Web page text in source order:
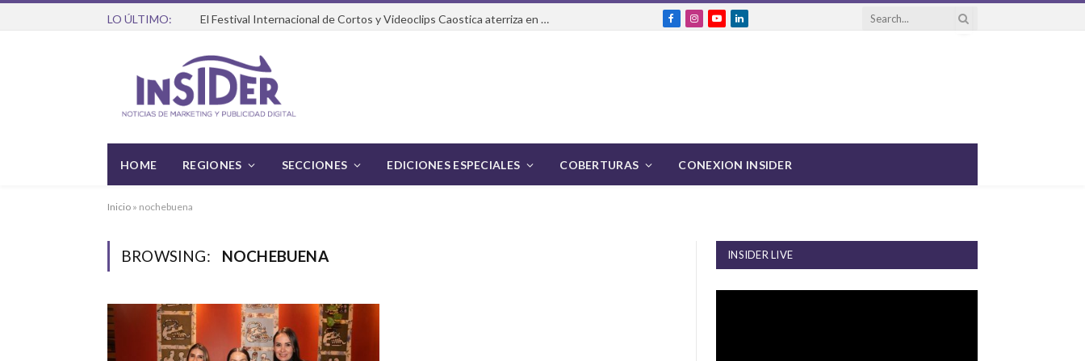
LO ÚLTIMO: El Festival Internacional de Cortos y Videoclips Caostica aterriza en Ciudad de México
FacebookInstagram
YouTubeLinkedIn
HOME REGIONES SECCIONES EDICIONES ESPECIALES COBERTURAS CONEXION INSIDER
Inicio » nochebuena
BROWSING: NOCHEBUENA INSIDER LIVE